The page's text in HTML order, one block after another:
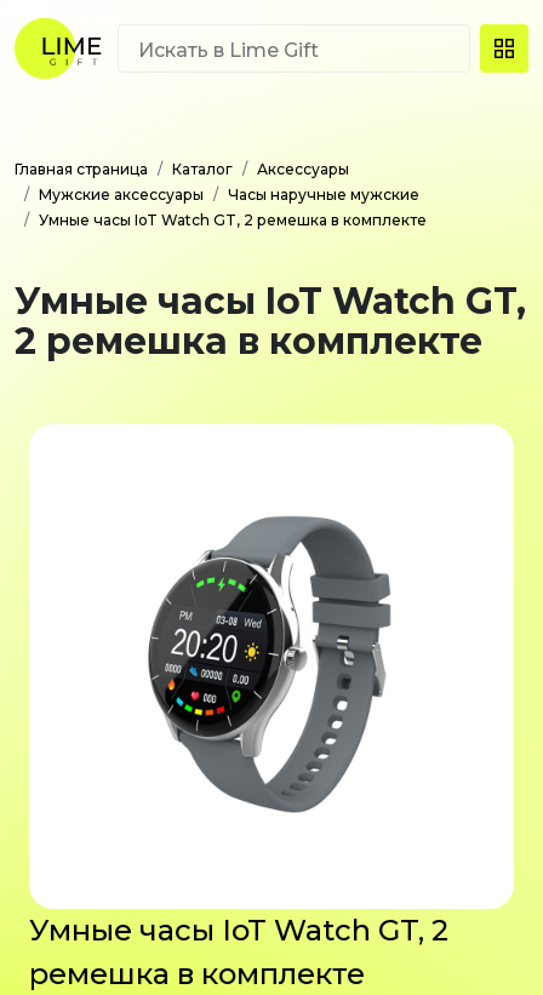
Главная страница Каталог
Аксессуары
Мужские аксессуары
Часы наручные мужские
Умные часы IoT Watch GT, 2 ремешка в комплекте
Умные часы IoT Watch GT,
2 ремешка в комплекте
Умные часы IoT Watch GT, 2
ремешка в комплекте